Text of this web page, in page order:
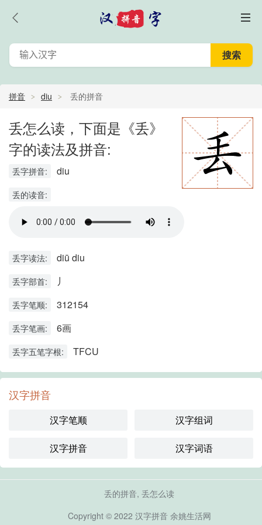
拼音 diu 丢的拼音
丢怎么读，下面是《丢》
字的读法及拼音:
丢字拼音: diu
丢的读音:
丢字读法: diū diu
丢字部首: 丿
丢字笔顺: 312154
丢字笔画: 6画
丢字五笔字根: TFCU
汉字拼音
汉字笔顺 汉字组词
汉字拼音 汉字词语
丢的拼音, 丢怎么读
Copyright © 2022 汉字拼音余姚生活网